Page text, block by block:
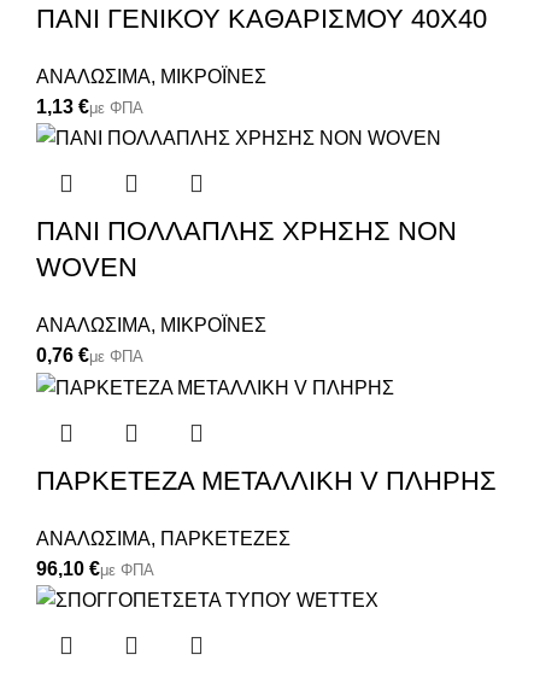
ΠΑΝΙ ΓΕΝΙΚΟΥ ΚΑΘΑΡΙΣΜΟΥ 40X40
ΑΝΑΛΩΣΙΜΑ, ΜΙΚΡΟΪΝΕΣ
€
ΠΑΝΙ ΠΟΛΛΑΠΛΗΣ ΧΡΗΣΗΣ NON
WOVEN
ΑΝΑΛΩΣΙΜΑ, ΜΙΚΡΟΪΝΕΣ
€
ΠΑΡΚΕΤΕΖΑ ΜΕΤΑΛΛΙΚΗ V ΠΛΗΡΗΣ
ΑΝΑΛΩΣΙΜΑ, ΠΑΡΚΕΤΕΖΕΣ
€